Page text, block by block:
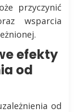
przyczynić
wsparcia
efekty
od
od